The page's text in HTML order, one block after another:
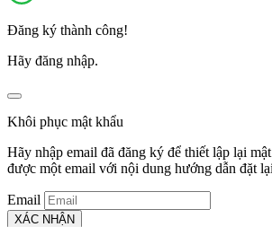
Đăng ký thành công!
Hãy đăng nhập.
Khôi phục mật khẩu
Hãy nhập email đã đăng ký để thiết lập lại
được một email với nội dung hướng dẫn đặt
Email
XÁC NHẬN